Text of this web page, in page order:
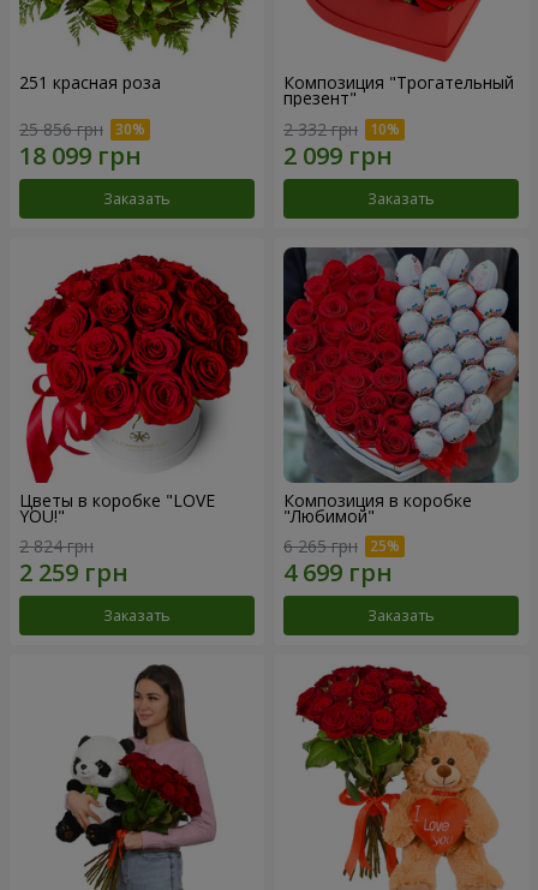
251 красная роза
25 856 грн
Заказать
Композиция "Трогательный
презент"
2 332 грн
Заказать
Цветы в коробке "LOVE
YOU!"
2 824 грн
Заказать
Композиция в коробке
"Любимой"
6 265 грн
Заказать